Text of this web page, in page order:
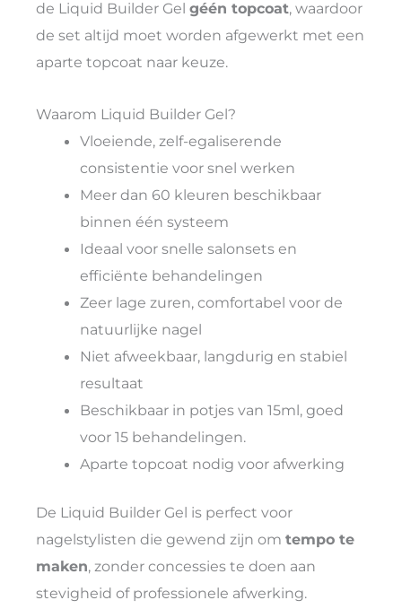
de Liquid Builder Gel géén topcoat, waardoor
de set altijd moet worden afgewerkt met een
aparte topcoat naar keuze.
Waarom Liquid Builder Gel?
Vloeiende, zelf-egaliserende
consistentie voor snel werken
Meer dan 60 kleuren beschikbaar
binnen één systeem
Ideaal voor snelle salonsets en
efficiënte behandelingen
Zeer lage zuren, comfortabel voor de
natuurlijke nagel
Niet afweekbaar, langdurig en stabiel
resultaat
Beschikbaar in potjes van 15ml, goed
voor 15 behandelingen.
Aparte topcoat nodig voor afwerking
De Liquid Builder Gel is perfect voor
nagelstylisten die gewend zijn om tempo te
maken, zonder concessies te doen aan
stevigheid of professionele afwerking.